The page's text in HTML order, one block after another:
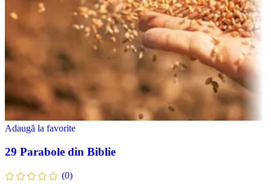
Adaugă la favorite
29 Parabole din Biblie
(0)